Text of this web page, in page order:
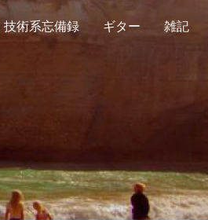
技術系忘備録 ギター 雑記